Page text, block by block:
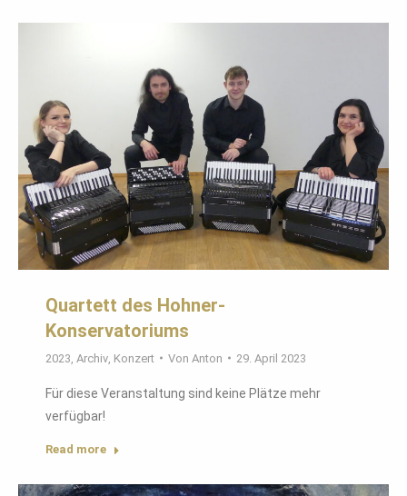
Quartett des Hohner-
Konservatoriums
2023 Archiv Konzert Von Anton 29. April 2023
Für diese Veranstaltung sind keine Plätze mehr
verfügbar!
Read more